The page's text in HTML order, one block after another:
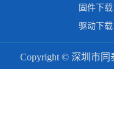
固件下载
驱动下载
Copyright © 深圳市同